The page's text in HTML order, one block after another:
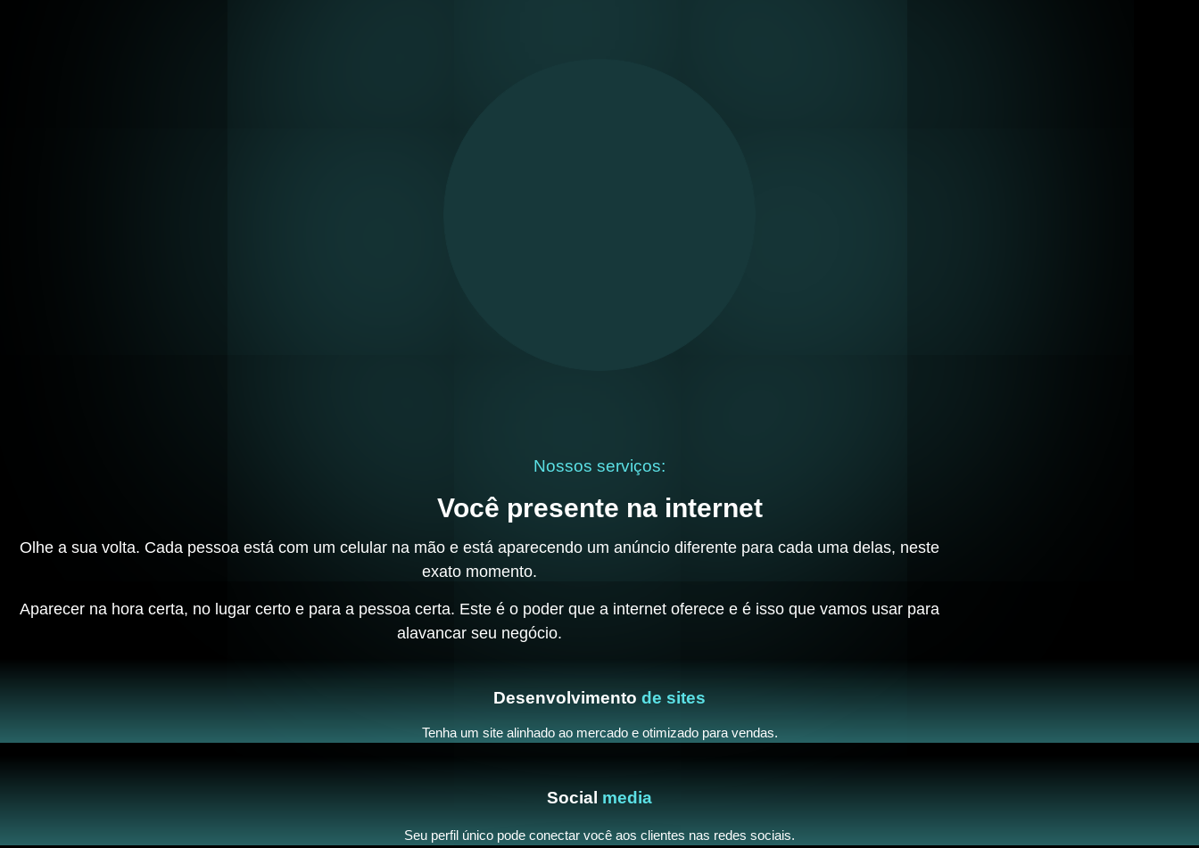
Nossos serviços:
Você presente na internet
Olhe a sua volta. Cada pessoa está com um celular na mão e está aparecendo um anúncio diferente para cada uma delas, neste
exato momento.
Aparecer na hora certa, no lugar certo e para a pessoa certa. Este é o poder que a internet oferece e é isso que vamos usar para
alavancar seu negócio.
Desenvolvimento de sites
Tenha um site alinhado ao mercado e otimizado para vendas.
Social media
Seu perfil único pode conectar você aos clientes nas redes sociais.